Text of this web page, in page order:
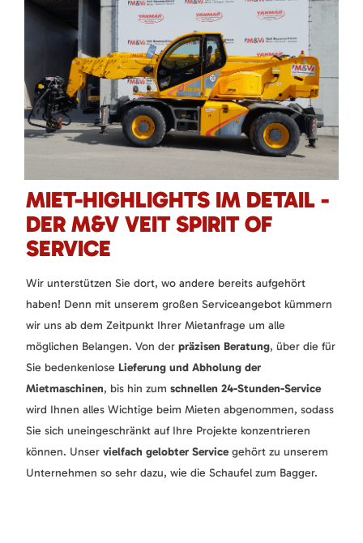
MIET-HIGHLIGHTS IM DETAIL -
DER M&V VEIT SPIRIT OF
SERVICE
Wir unterstützen Sie dort, wo andere bereits aufgehört
haben! Denn mit unserem großen Serviceangebot kümmern
wir uns ab dem Zeitpunkt Ihrer Mietanfrage um alle
möglichen Belangen. Von der präzisen Beratung, über die für
Sie bedenkenlose Lieferung und Abholung der
Mietmaschinen, bis hin zum schnellen 24-Stunden-Service
wird Ihnen alles Wichtige beim Mieten abgenommen, sodass
Sie sich uneingeschränkt auf Ihre Projekte konzentrieren
können. Unser vielfach gelobter Servicegehört zu unserem
Unternehmen so sehr dazu, wie die Schaufel zum Bagger.